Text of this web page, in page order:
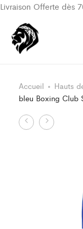
Livraison Offerte dès
Accueil Hauts
bleu Boxing Club
Product
BasEnsemble